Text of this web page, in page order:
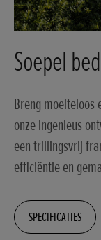
Soepel
Breng moeiteloos
onze ingenieus
een trillingsvrij
efficiëntie en
SPECIFICATIES